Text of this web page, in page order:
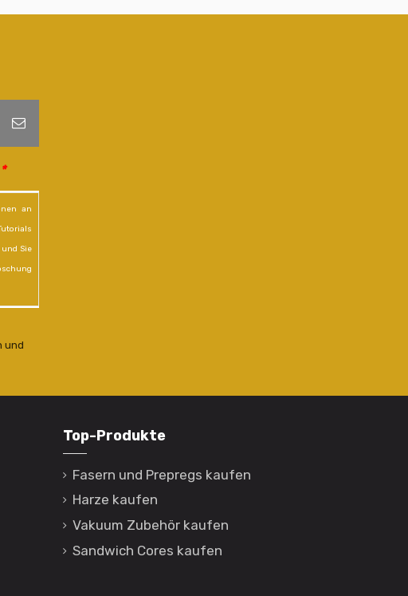
*
an
Sie
und
Top-Produkte
Fasern und Prepregs kaufen
Harze kaufen
Vakuum Zubehör kaufen
Sandwich Cores kaufen